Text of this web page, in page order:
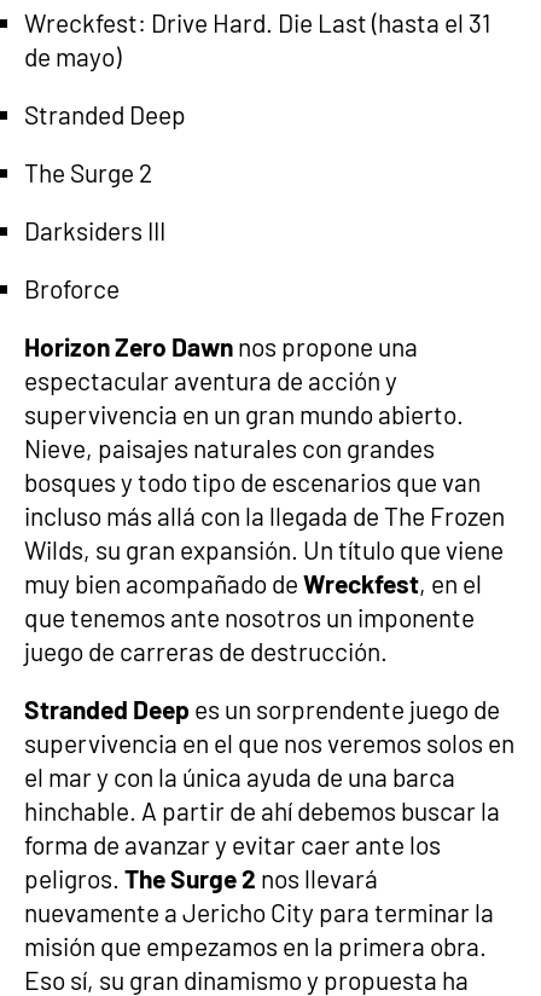
Wreckfest: Drive Hard. Die Last (hasta el 31
de mayo)
Stranded Deep
The Surge 2
Darksiders III
Broforce
Horizon Zero Dawn nos propone una
espectacular aventura de acción y
supervivencia en un gran mundo abierto.
Nieve, paisajes naturales con grandes
bosques y todo tipo de escenarios que van
incluso más allá con la llegada de The Frozen
Wilds, su gran expansión. Un título que viene
muy bien acompañado de Wreckfest, en el
que tenemos ante nosotros un imponente
juego de carreras de destrucción.
Stranded Deep es un sorprendente juego de
supervivencia en el que nos veremos solos en
el mar y con la única ayuda de una barca
hinchable. A partir de ahí debemos buscar la
forma de avanzar y evitar caer ante los
peligros. The Surge 2 nos llevará
nuevamente a Jericho City para terminar la
misión que empezamos en la primera obra.
Eso sí, su gran dinamismo y propuesta ha